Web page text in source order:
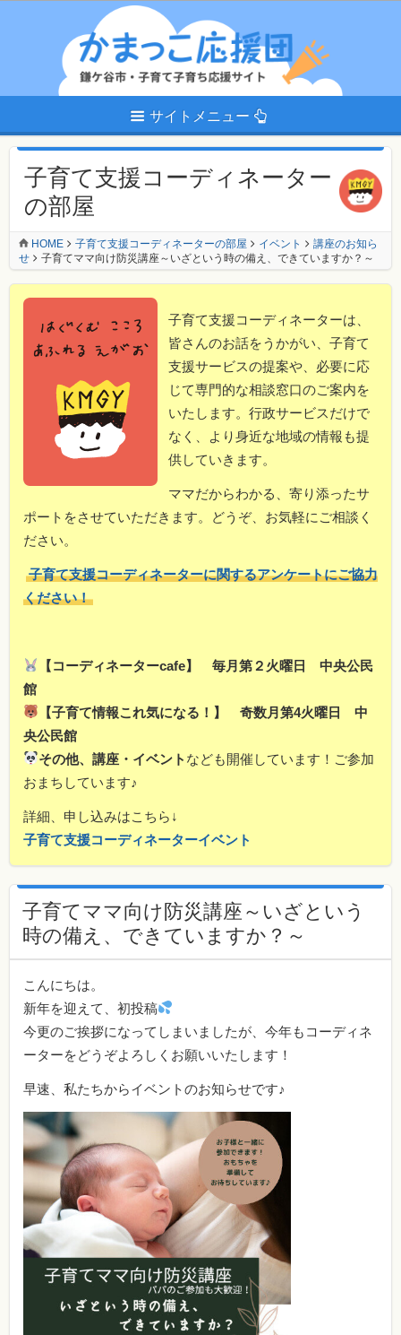
サイトメニュー
子育て支援コーディネーター
の部屋
HOME 子育て支援コーディネーターの部屋 イベント
講座のお知ら
せ
子育てママ向け防災講座～いざという時の備え、できていますか？～
子育て支援コーディネーターは、
皆さんのお話をうかがい、子育て
支援サービスの提案や、必要に応
じて専門的な相談窓口のご案内を
いたします。行政サービスだけで
なく、より身近な地域の情報も提
供していきます。
ママだからわかる、寄り添ったサ
ポートをさせていただきます。どうぞ、お気軽にご相談く
ださい。
子育て支援コーディネーターに関するアンケートにご協力
ください！
【コーディネーターcafe】 毎月第２火曜日 中央公民
館
【子育て情報これ気になる！】 奇数月第4火曜日 中
央公民館
その他、講座・イベント なども開催しています！ご参加
おまちしています♪
詳細、申し込みはこちら↓
子育て支援コーディネーターイベント
子育てママ向け防災講座～いざという
時の備え、できていますか？～
こんにちは。
新年を迎えて、初投稿
今更のご挨拶になってしまいましたが、今年もコーディネ
ーターをどうぞよろしくお願いいたします！
早速、私たちからイベントのお知らせです♪